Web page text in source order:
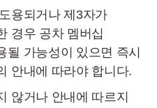
용되거나 제3자가
경우 공차 멤버십
될 가능성이 있으면 즉시
안내에 따라야 합니다.
않거나 안내에 따르지